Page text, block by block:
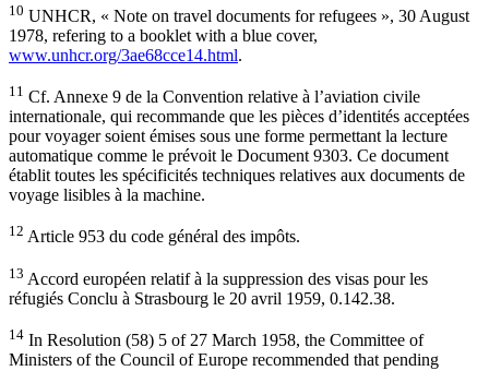
10 UNHCR, « Note on travel documents for refugees », 30 August
1978, refering to a booklet with a blue cover,
www.unhcr.org/3ae68cce14.html.
11 Cf. Annexe 9 de la Convention relative à l’aviation civile
internationale, qui recommande que les pièces d’identités acceptées
pour voyager soient émises sous une forme permettant la lecture
automatique comme le prévoit le Document 9303. Ce document
établit toutes les spécificités techniques relatives aux documents de
voyage lisibles à la machine.
12 Article 953 du code général des impôts.
13 Accord européen relatif à la suppression des visas pour les
réfugiés Conclu à Strasbourg le 20 avril 1959, 0.142.38.
14 In Resolution (58) 5 of 27 March 1958, the Committee of
Ministers of the Council of Europe recommended that pending